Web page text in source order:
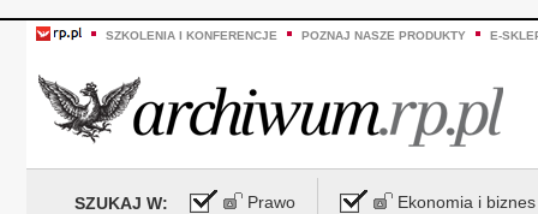
SZKOLENIA I KONFERENCJE POZNAJ NASZE PRODUKTY E-
SZUKAJ W: Prawo Ekonomia i biznes